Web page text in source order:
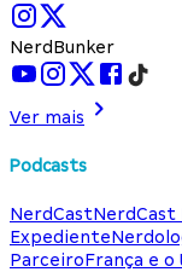
NerdBunker
Ver mais
Podcasts
NerdCastNerdCast
Expediente
ParceiroFrança e